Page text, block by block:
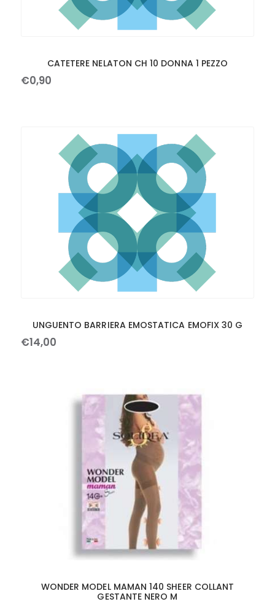
CATETERE NELATON CH 10 DONNA 1 PEZZO
€0,90
UNGUENTO BARRIERA EMOSTATICA EMOFIX 30 G
€14,00
WONDER MODEL MAMAN 140 SHEER COLLANT
GESTANTE NERO M